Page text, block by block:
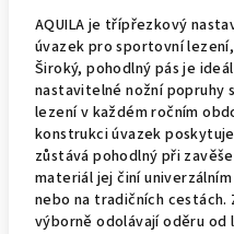
AQUILA je třípřezkový
úvazek pro sportovní
Široký, pohodlný pás je
nastavitelné nožní popruhy
lezení v každém ročním
konstrukci úvazek
zůstává pohodlný při
materiál jej činí
nebo na tradičních cestách.
výborně odolávají oděru od